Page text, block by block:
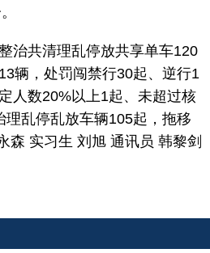
共清理乱停放共享单车120
辆，处罚闯禁行30起、逆行1
人数20%以上1起、未超过核
理乱停乱放车辆105起，拖移
森 实习生 刘旭 通讯员 韩黎剑